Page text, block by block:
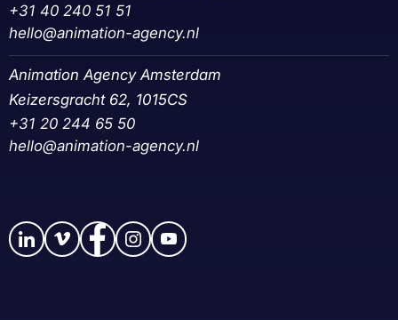
+31 40 240 51 51
hello@animation-agency.nl
Animation Agency Amsterdam
Keizersgracht 62, 1015CS
+31 20 244 65 50‬
hello@animation-agency.nl